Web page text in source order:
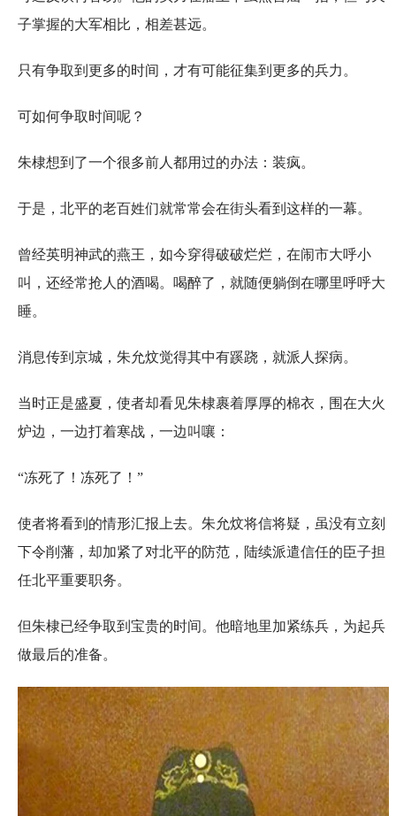
子掌握的大军相比，相差甚远。
只有争取到更多的时间，才有可能征集到更多的兵力。
可如何争取时间呢？
朱棣想到了一个很多前人都用过的办法：装疯。
于是，北平的老百姓们就常常会在街头看到这样的一幕。
曾经英明神武的燕王，如今穿得破破烂烂，在闹市大呼小
叫，还经常抢人的酒喝。喝醉了，就随便躺倒在哪里呼呼大
睡。
消息传到京城，朱允炆觉得其中有蹊跷，就派人探病。
当时正是盛夏，使者却看见朱棣裹着厚厚的棉衣，围在大火
炉边，一边打着寒战，一边叫嚷：
“冻死了！冻死了！”
使者将看到的情形汇报上去。朱允炆将信将疑，虽没有立刻
下令削藩，却加紧了对北平的防范，陆续派遣信任的臣子担
任北平重要职务。
但朱棣已经争取到宝贵的时间。他暗地里加紧练兵，为起兵
做最后的准备。